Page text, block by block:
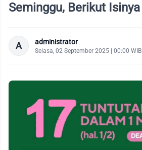
Seminggu, Berikut Isinya
A administrator
Selasa, 02 September 2025 | 00:00 WIB